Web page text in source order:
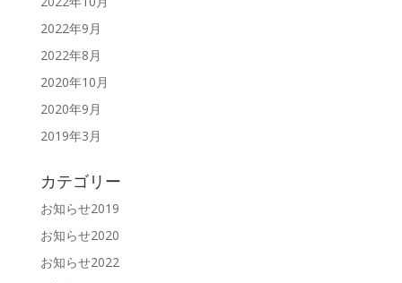
2022年9月
2022年8月
2020年10月
2020年9月
2019年3月
カテゴリー
お知らせ2019
お知らせ2020
お知らせ2022